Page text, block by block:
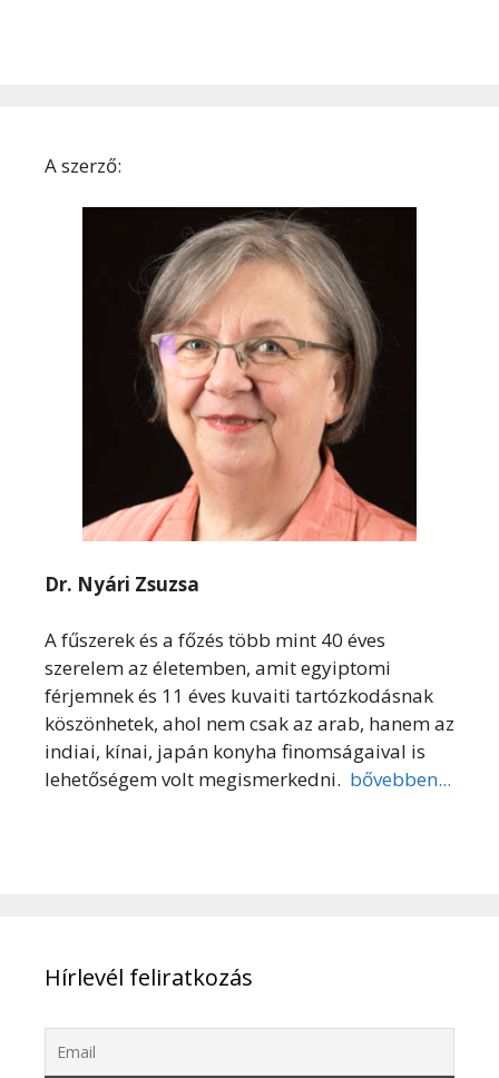
A szerző:
Dr. Nyári Zsuzsa
A fűszerek és a főzés több mint 40 éves
szerelem az életemben, amit egyiptomi
férjemnek és 11 éves kuvaiti tartózkodásnak
köszönhetek, ahol nem csak az arab, hanem az
indiai, kínai, japán konyha finomságaival is
lehetőségem volt megismerkedni. bővebben...
Hírlevél feliratkozás